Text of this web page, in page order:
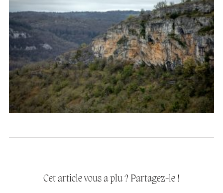
Cet article vous a plu ? Partagez-le !